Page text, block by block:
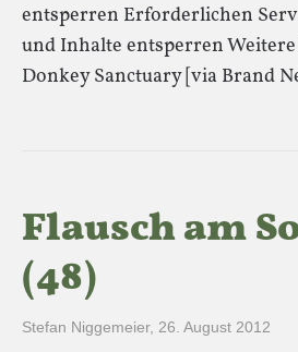
entsperren Erforderlichen
und Inhalte entsperren
Donkey Sanctuary [via Brand
Flausch am
(48)
Stefan Niggemeier, 26. August 2012